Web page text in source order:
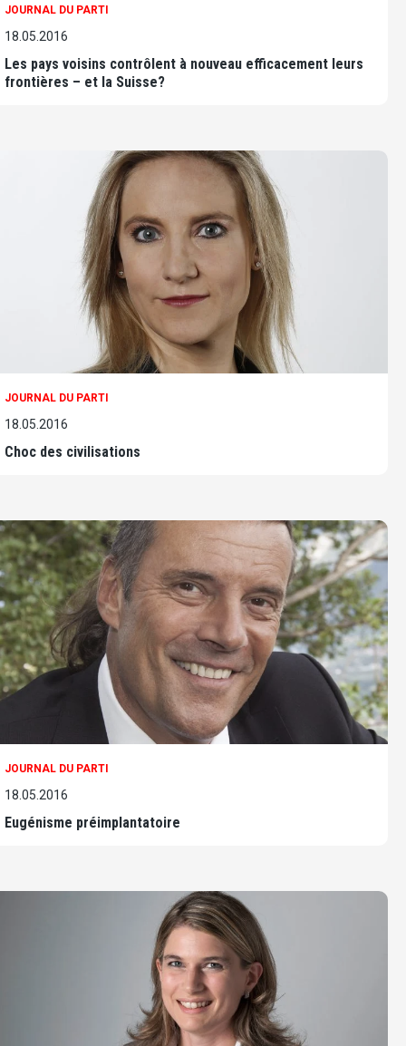
JOURNAL DU PARTI
18.05.2016
Les pays voisins contrôlent à nouveau efficacement leurs
frontières – et la Suisse?
JOURNAL DU PARTI
18.05.2016
Choc des civilisations
JOURNAL DU PARTI
18.05.2016
Eugénisme préimplantatoire